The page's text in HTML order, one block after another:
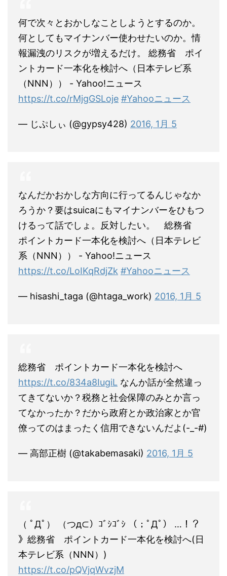
何で次々とおかしなことしようとするのか。
何としてもマイナンバー使わせたいのか。情
報漏洩のリスクが増えるだけ。 総務省 ポイ
ントカード一本化を検討へ（日本テレビ系
（NNN）） - Yahoo!ニュース
https://t.co/rMjgGSLoje #Yahooニュース
— じぷしぃ (@gypsy428) 2016, 1月 5
なんだかおかしな方向に行ってるんじゃなか
ろうか？要はsuicaにもマイナンバーをひもつ
けるって話でしょ。反対したい。 総務省
ポイントカード一本化を検討へ（日本テレビ
系（NNN）） - Yahoo!ニュース
https://t.co/LoIKqRdjZk #Yahooニュース
— hisashi_taga (@htaga_work) 2016, 1月 5
総務省 ポイントカード一本化を検討へ
https://t.co/834a8IugiL なんか話が全然違っ
てきてないか？税務と社会保障のみとか言っ
てなかったか？だから政府とか政治家とか官
僚ってのはまったく信用できないんだよ(-_-#)
— 高部正樹 (@takabemasaki) 2016, 1月 5
（ ﾟДﾟ） （つд⊂）ｺﾞｼｺﾞｼ （；ﾟДﾟ） …！？
》総務省 ポイントカード一本化を検討へ(日
本テレビ系（NNN）)
https://t.co/pQVjqWvzjM